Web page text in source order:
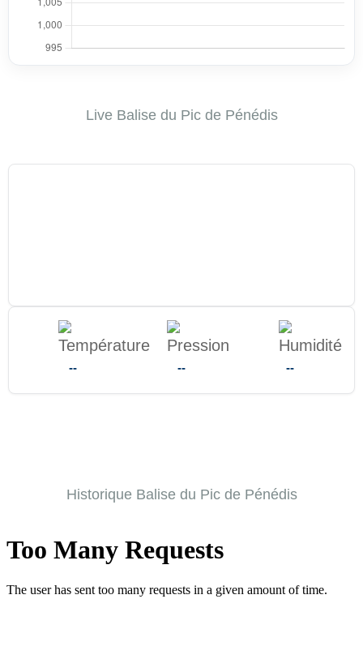
Live Balise du Pic de Pénédis
-- -- --
Historique Balise du Pic de Pénédis